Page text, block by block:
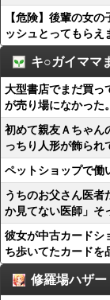
【危険】後輩の女
ッシュとってもらえ
キ○ガイママ
大型書店でまだ買っ
が売り場になかった。
初めて親友Ａちゃん
っちり人形が飾られ
ペットショップで働
うちのお父さん医者
か見てない医師」そ
彼女が中古カードシ
ち歩いてたカードを
修羅場ハザー